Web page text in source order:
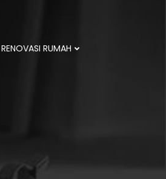
RENOVASI RUMAH